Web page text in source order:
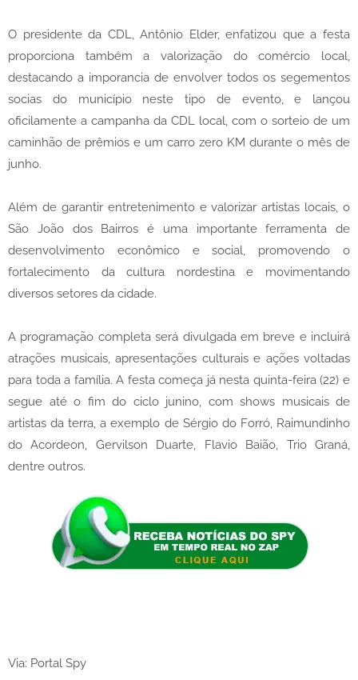
O presidente da CDL, Antônio Elder, enfatizou que a festa
proporciona também a valorização do comércio local,
destacando a imporancia de envolver todos os segementos
socias do município neste tipo de evento, e lançou
oficilamente a campanha da CDL local, com o sorteio de um
caminhão de prêmios e um carro zero KM durante o mês de
junho.
Além de garantir entretenimento e valorizar artistas locais, o
São João dos Bairros é uma importante ferramenta de
desenvolvimento econômico e social, promovendo o
fortalecimento da cultura nordestina e movimentando
diversos setores da cidade.
A programação completa será divulgada em breve e incluirá
atrações musicais, apresentações culturais e ações voltadas
para toda a família. A festa começa já nesta quinta-feira (22) e
segue até o fim do ciclo junino, com shows musicais de
artistas da terra, a exemplo de Sérgio do Forró, Raimundinho
do Acordeon, Gervilson Duarte, Flavio Baião, Trio Graná,
dentre outros.
Via: Portal Spy